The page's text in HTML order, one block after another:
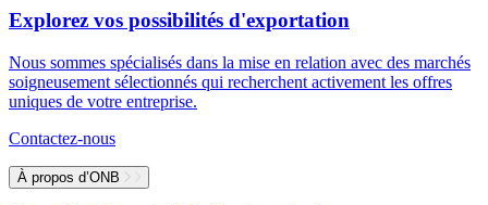
Explorez vos possibilités d'exportation
Nous sommes spécialisés dans la mise en relation avec des marchés
soigneusement sélectionnés qui recherchent activement les offres
uniques de votre entreprise.
Contactez-nous
À propos d’ONB